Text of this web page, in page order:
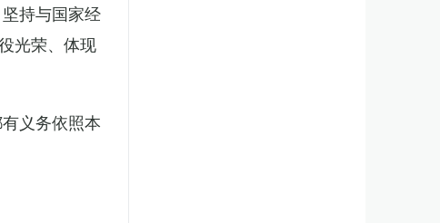
持与国家经
光荣、体现
义务依照本